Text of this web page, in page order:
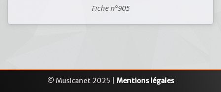
Fiche n°905
© Musicanet 2025 | Mentions légales